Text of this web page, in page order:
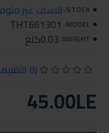
STOCK: للاسف غير
MODEL:
THT661301
WEIGHT: 0.03كلغ
(0 التقييمات)
45.00LE